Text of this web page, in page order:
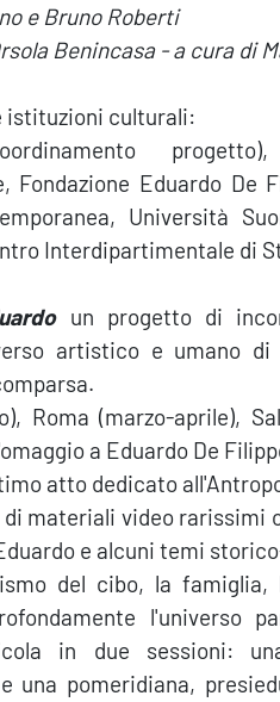
e Bruno Roberti
Benincasa - a cura di
istituzioni culturali:
Fondazione Eduardo De
Università
Interdipartimentale di
un progetto di
artistico e umano
Roma (marzo-aprile),
a Eduardo De
atto dedicato
materiali video rarissimi
e alcuni temi
del cibo, la famiglia,
l'universo
in due sessioni:
una pomeridiana,